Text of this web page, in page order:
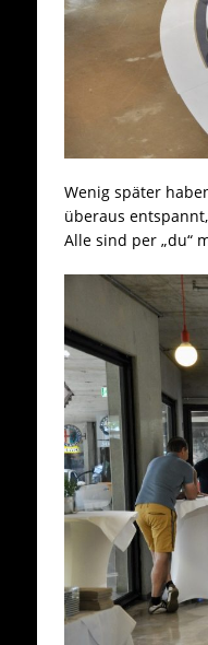
Wenig später
überaus
Alle sind per „du“